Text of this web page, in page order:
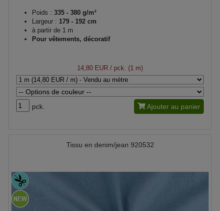
Poids : 335 - 380 g/m²
Largeur : 179 - 192 cm
à partir de 1 m
Pour vêtements, décoratif
14,80 EUR / pck. (1 m)
pck. Ajouter au panier
Tissu en denim/jean 920532